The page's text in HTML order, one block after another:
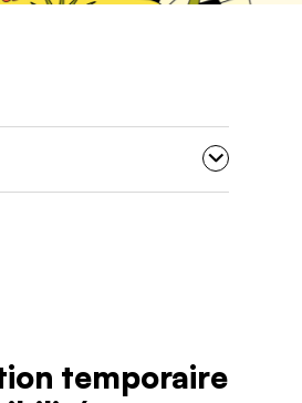
temporaire